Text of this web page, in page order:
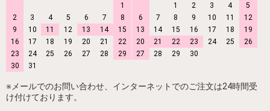
1
2
3 4 5 6 7
8
9
10 11 12 13 14
15
16
17 18 19 20 21
22
23
24 25 26 27 28
29
30
31
1
2 3 4
5
6
7 8 9 10 11
12
13
14 15 16 17 18
19
20
21 22 23 24 25
26
27
28 29 30
※メールでのお問い合わせ、インターネットでのご注文は24時間受
け付けております。